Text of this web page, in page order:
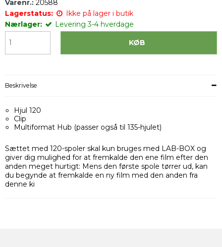
Varenr.: 20588
Lagerstatus:
Ikke på lager i butik
Nærlager:
Levering 3-4 hverdage
KØB
Beskrivelse
Hjul 120
Clip
Multiformat Hub (passer også til 135-hjulet)
Sættet med 120-spoler skal kun bruges med LAB-BOX og
giver dig mulighed for at fremkalde den ene film efter den
anden meget hurtigt: Mens den første spole tørrer ud, kan
du begynde at fremkalde en ny film med den anden fra
denne ki